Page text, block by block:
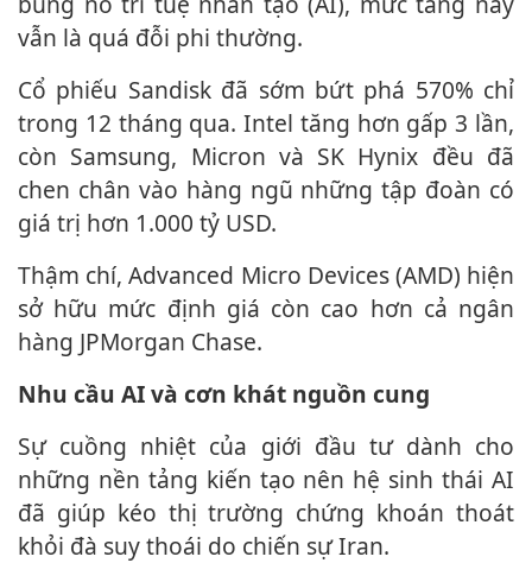
vẫn là quá đỗi phi thường.
Cổ phiếu Sandisk đã sớm bứt phá 570% chỉ
trong 12 tháng qua. Intel tăng hơn gấp 3 lần,
còn Samsung, Micron và SK Hynix đều đã
chen chân vào hàng ngũ những tập đoàn có
giá trị hơn 1.000 tỷ USD.
Thậm chí, Advanced Micro Devices (AMD) hiện
sở hữu mức định giá còn cao hơn cả ngân
hàng JPMorgan Chase.
Nhu cầu AI và cơn khát nguồn cung
Sự cuồng nhiệt của giới đầu tư dành cho
những nền tảng kiến tạo nên hệ sinh thái AI
đã giúp kéo thị trường chứng khoán thoát
khỏi đà suy thoái do chiến sự Iran.